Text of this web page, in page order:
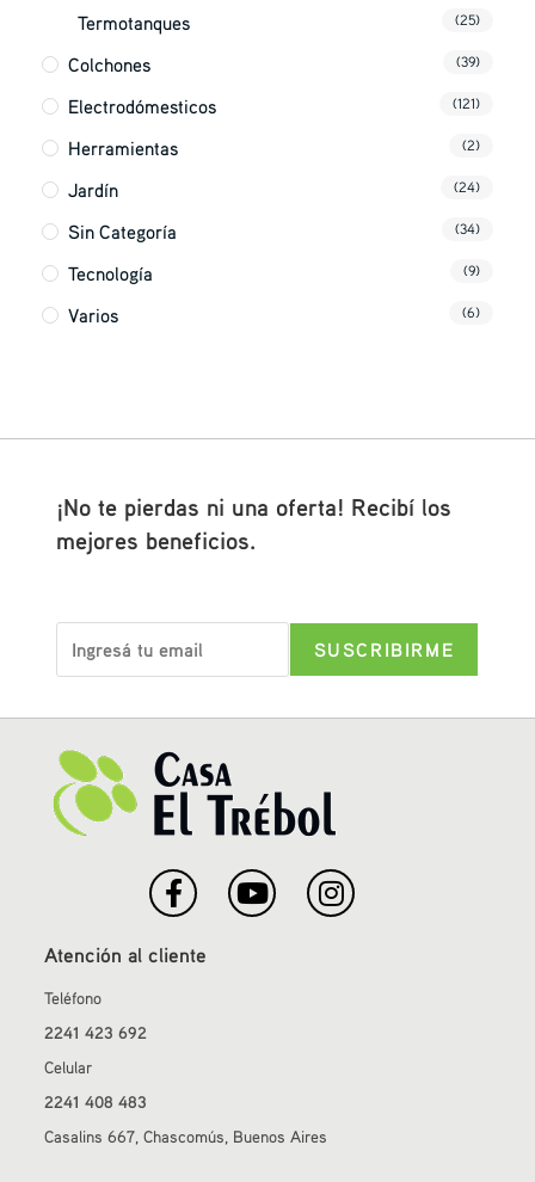
Termotanques (25)
Colchones (39)
Electrodómesticos (121)
Herramientas (2)
Jardín (24)
Sin Categoría (34)
Tecnología (9)
Varios (6)
¡No te pierdas ni una oferta! Recibí los
mejores beneficios.
Atención al cliente
Teléfono
2241 423 692
Celular
2241 408 483
Casalins 667, Chascomús, Buenos Aires